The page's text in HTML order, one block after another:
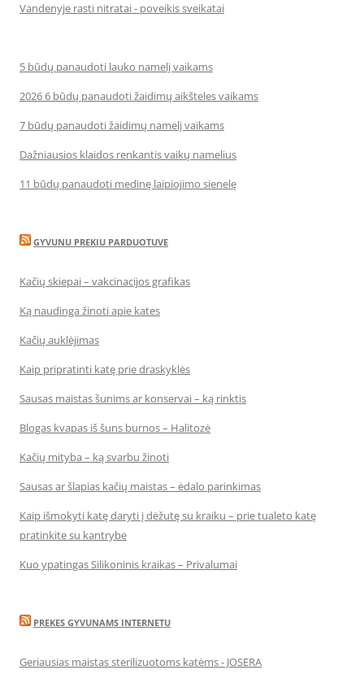
Vandenyje rasti nitratai - poveikis sveikatai
5 būdų panaudoti lauko namelį vaikams
2026 6 būdų panaudoti žaidimų aikšteles vaikams
7 būdų panaudoti žaidimų namelį vaikams
Dažniausios klaidos renkantis vaikų namelius
11 būdų panaudoti medinę laipiojimo sienelę
GYVUNU PREKIU PARDUOTUVE
Kačių skiepai – vakcinacijos grafikas
Ką naudinga žinoti apie kates
Kačių auklėjimas
Kaip pripratinti katę prie draskyklės
Sausas maistas šunims ar konservai – ką rinktis
Blogas kvapas iš šuns burnos – Halitozė
Kačių mityba – ką svarbu žinoti
Sausas ar šlapias kačių maistas – ėdalo parinkimas
Kaip išmokyti katę daryti į dėžutę su kraiku – prie tualeto katę
pratinkite su kantrybe
Kuo ypatingas Silikoninis kraikas – Privalumai
PREKES GYVUNAMS INTERNETU
Geriausias maistas sterilizuotoms katėms - JOSERA